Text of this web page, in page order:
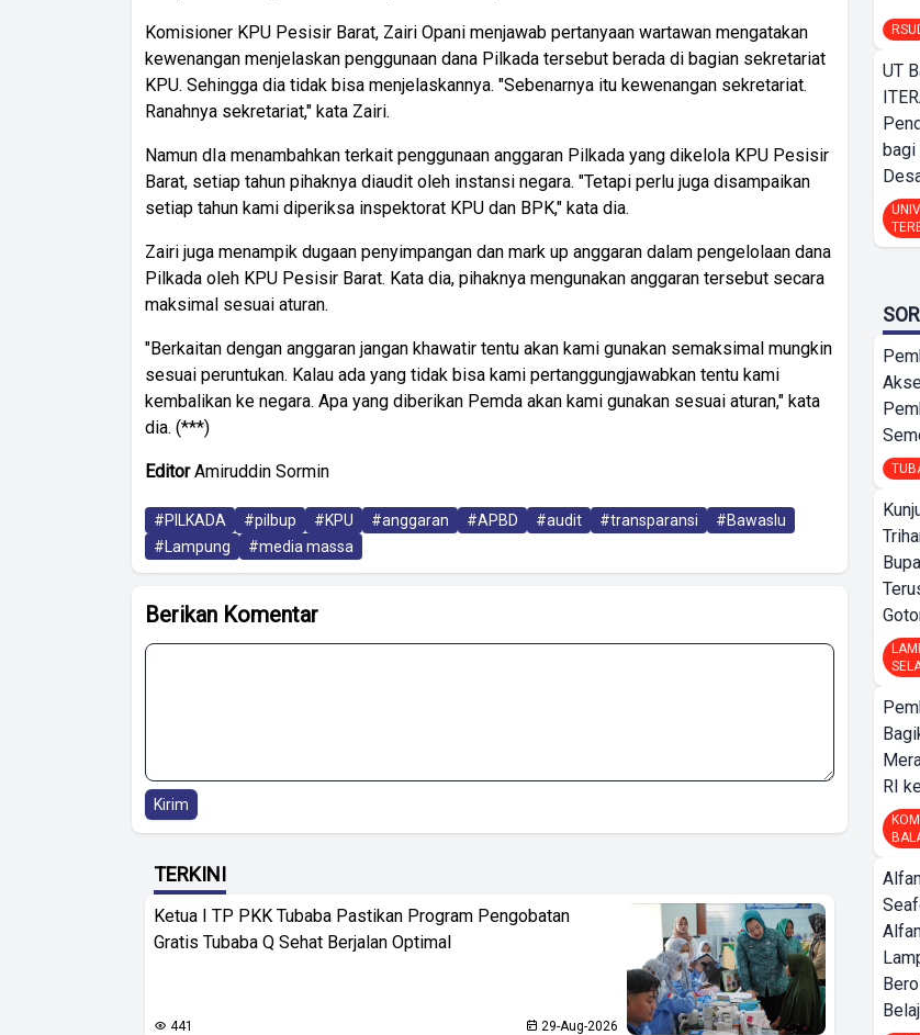
Komisioner KPU Pesisir Barat, Zairi Opani menjawab pertanyaan wartawan mengatakan
kewenangan menjelaskan penggunaan dana Pilkada tersebut berada di bagian sekretariat
KPU. Sehingga dia tidak bisa menjelaskannya. "Sebenarnya itu kewenangan sekretariat.
Ranahnya sekretariat," kata Zairi.
Namun dIa menambahkan terkait penggunaan anggaran Pilkada yang dikelola KPU Pesisir
Barat, setiap tahun pihaknya diaudit oleh instansi negara. "Tetapi perlu juga disampaikan
setiap tahun kami diperiksa inspektorat KPU dan BPK," kata dia.
Zairi juga menampik dugaan penyimpangan dan mark up anggaran dalam pengelolaan dana
Pilkada oleh KPU Pesisir Barat. Kata dia, pihaknya mengunakan anggaran tersebut secara
maksimal sesuai aturan.
"Berkaitan dengan anggaran jangan khawatir tentu akan kami gunakan semaksimal mungkin
sesuai peruntukan. Kalau ada yang tidak bisa kami pertanggungjawabkan tentu kami
kembalikan ke negara. Apa yang diberikan Pemda akan kami gunakan sesuai aturan," kata
dia. (***)
EditorAmiruddin Sormin
#PILKADA #pilbup #KPU #anggaran #APBD #audit #transparansi
#Bawaslu
#Lampung
#media massa
Berikan Komentar
Kirim
TERKINI
Ketua I TP PKK Tubaba Pastikan Program Pengobatan
Gratis Tubaba Q Sehat Berjalan Optimal
441 29-Aug-2026
UT
bagi
RI